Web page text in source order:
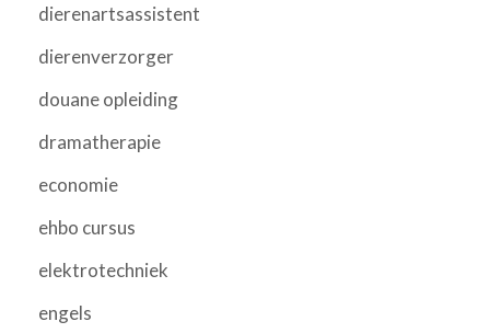
dierenartsassistent
dierenverzorger
douane opleiding
dramatherapie
economie
ehbo cursus
elektrotechniek
engels